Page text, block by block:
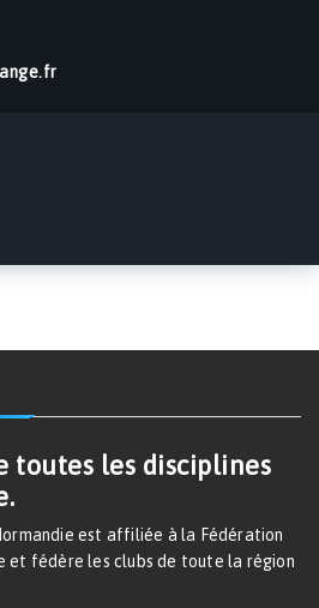
toutes les disciplines
est affiliée à la Fédération
et fédère les clubs de toute la région